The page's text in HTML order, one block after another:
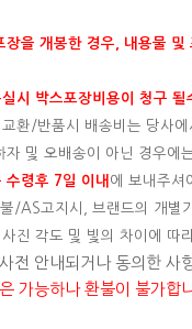
장을 개봉한 경우, 내용물
시 박스포장비용이 청구
환/반품시 배송비는 당사에
및 오배송이 아닌 경우에
령후 7일 이내 에 보내주셔
/AS고지시, 브랜드의 개별
진 각도 및 빛의 차이에 따
전 안내되거나 동의한 사
가능하나 환불이 불가합